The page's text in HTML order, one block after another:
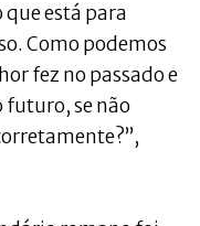
que está para
Como podemos
fez no passado e
futuro, se não